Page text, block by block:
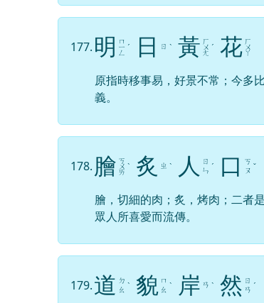
177. 明 ㄇ
ㄧ
ㄥ
ˊ 日 ㄖ ˋ 黃 ㄏ
ㄨ
ㄤ
ˊ 花 ㄏ
ㄨ
ㄚ
原指時移事易，好景不常；今多
義。
178. 膾 ㄎ
ㄨ
ㄞ
ˋ 炙 ㄓ ˋ 人
ㄖ
ㄣ ˊ 口
ㄎ
ㄡ ˇ
膾，切細的肉；炙，烤肉；二者
眾人所喜愛而流傳。
179.道 ㄉ
ㄠ ˋ 貌 ㄇ
ㄠ ˋ 岸 ㄢ ˋ 然 ㄖ
ㄢ ˊ